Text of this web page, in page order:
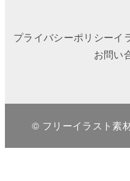
プライバシーポリシーイ
お問い
© フリーイラスト素